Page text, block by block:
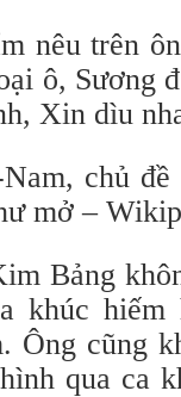
nêu trên
ô, Sương
Xin dìu
chủ
mở –
Bảng
khúc hiếm
Ông cũng
qua ca